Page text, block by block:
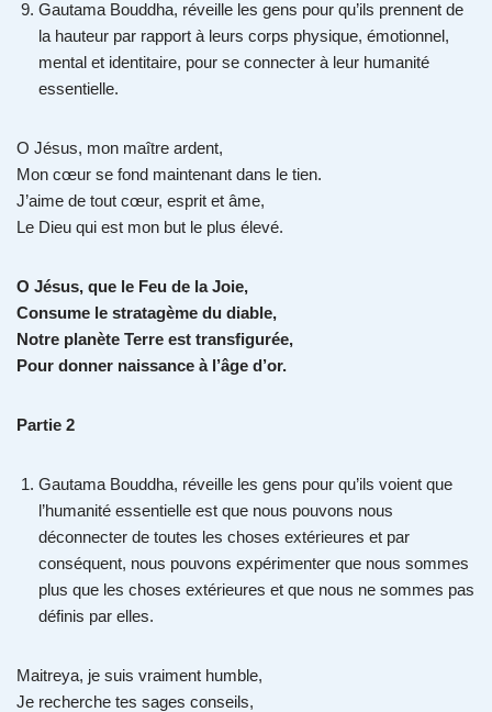
Gautama Bouddha, réveille les gens pour qu’ils prennent de
la hauteur par rapport à leurs corps physique, émotionnel,
mental et identitaire, pour se connecter à leur humanité
essentielle.
O Jésus, mon maître ardent,
Mon cœur se fond maintenant dans le tien.
J’aime de tout cœur, esprit et âme,
Le Dieu qui est mon but le plus élevé.
O Jésus, que le Feu de la Joie,
Consume le stratagème du diable,
Notre planète Terre est transfigurée,
Pour donner naissance à l’âge d’or.
Partie 2
Gautama Bouddha, réveille les gens pour qu’ils voient que
l’humanité essentielle est que nous pouvons nous
déconnecter de toutes les choses extérieures et par
conséquent, nous pouvons expérimenter que nous sommes
plus que les choses extérieures et que nous ne sommes pas
définis par elles.
Maitreya, je suis vraiment humble,
Je recherche tes sages conseils,